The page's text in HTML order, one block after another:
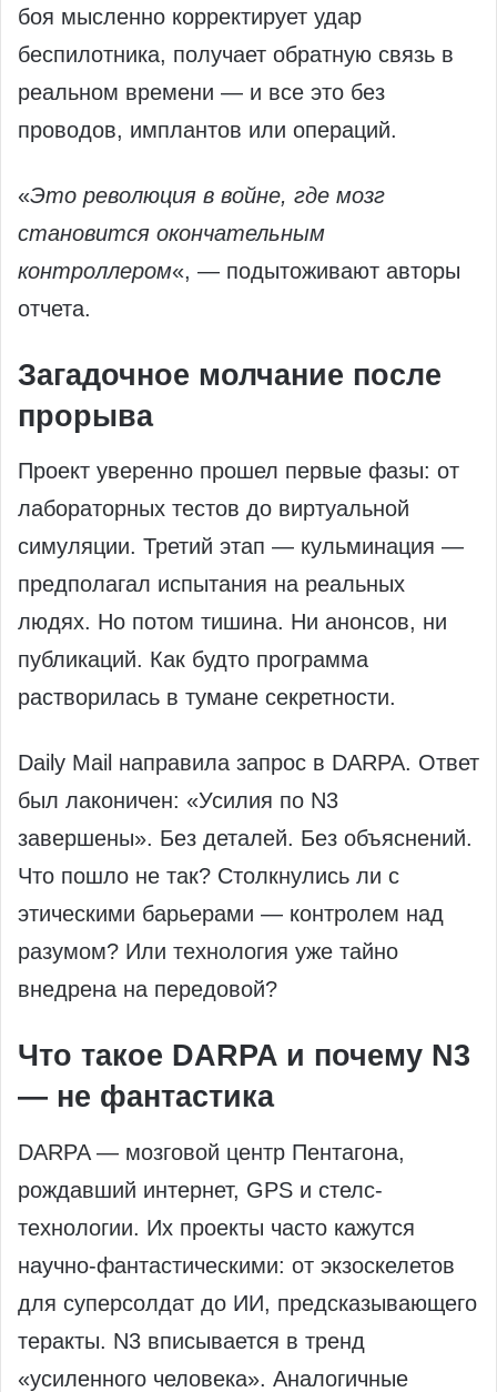
боя мысленно корректирует удар
беспилотника, получает обратную связь в
реальном времени — и все это без
проводов, имплантов или операций.
«Это революция в войне, где мозг
становится окончательным
контроллером«, — подытоживают авторы
отчета.
Загадочное молчание после
прорыва
Проект уверенно прошел первые фазы: от
лабораторных тестов до виртуальной
симуляции. Третий этап — кульминация —
предполагал испытания на реальных
людях. Но потом тишина. Ни анонсов, ни
публикаций. Как будто программа
растворилась в тумане секретности.
Daily Mail направила запрос в DARPA. Ответ
был лаконичен: «Усилия по N3
завершены». Без деталей. Без объяснений.
Что пошло не так? Столкнулись ли с
этическими барьерами — контролем над
разумом? Или технология уже тайно
внедрена на передовой?
Что такое DARPA и почему N3
— не фантастика
DARPA — мозговой центр Пентагона,
рождавший интернет, GPS и стелс-
технологии. Их проекты часто кажутся
научно-фантастическими: от экзоскелетов
для суперсолдат до ИИ, предсказывающего
теракты. N3 вписывается в тренд
«усиленного человека». Аналогичные